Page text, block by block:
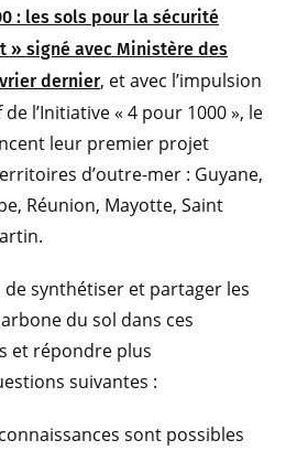
: les sols pour la sécurité
signé avec Ministère des
dernier, et avec l’impulsion
l’Initiative « 4 pour 1000 », le
leur premier projet
d’outre-mer : Guyane,
Réunion, Mayotte, Saint
de synthétiser et partager les
du sol dans ces
et répondre plus
suivantes :
sont possibles